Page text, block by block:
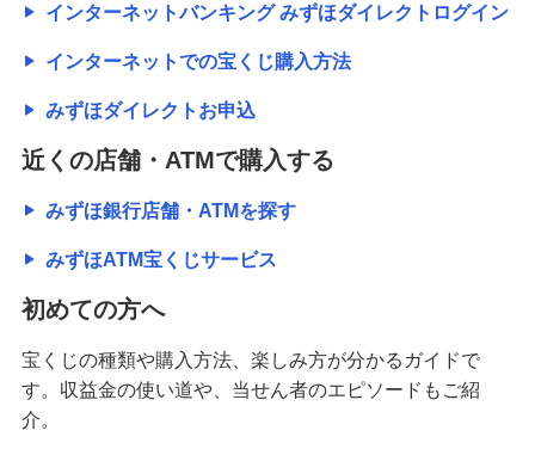
インターネットバンキング みずほダイレクトログイン
インターネットでの宝くじ購入方法
みずほダイレクトお申込
近くの店舗・ATMで購入する
みずほ銀行店舗・ATMを探す
みずほATM宝くじサービス
初めての方へ
宝くじの種類や購入方法、楽しみ方が分かるガイドで
す。収益金の使い道や、当せん者のエピソードもご紹
介。